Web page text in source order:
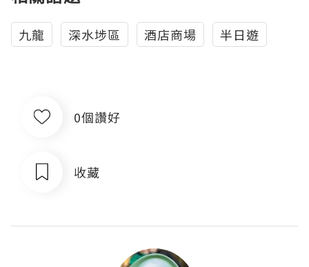
九龍 深水埗區 酒店商場 半日遊
0個讚好
收藏